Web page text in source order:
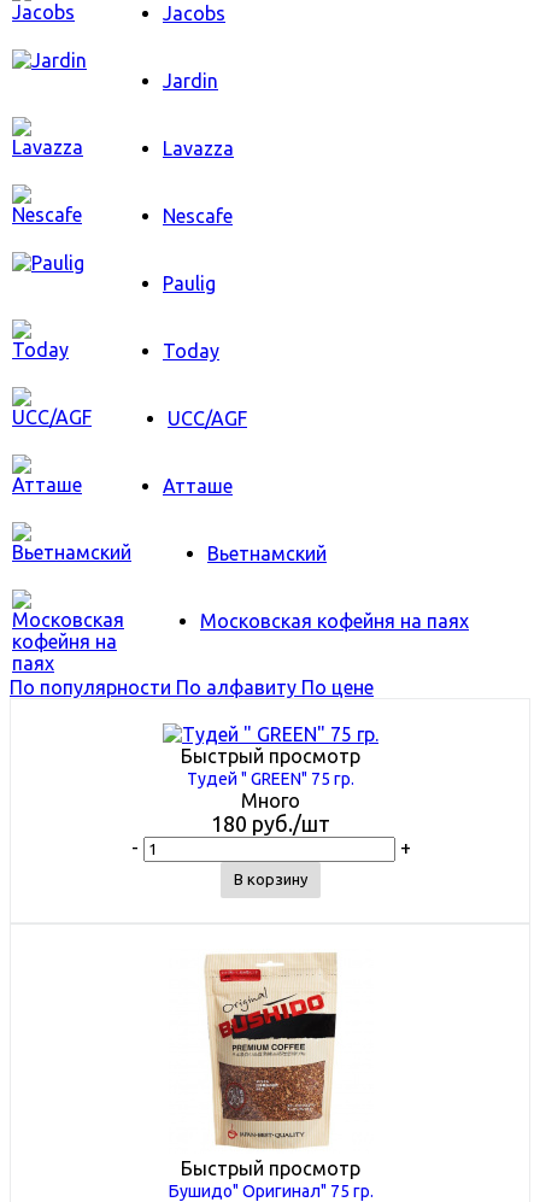
Jacobs
Jardin
Lavazza
Nescafe
Paulig
Today
UCC/AGF
Атташе
Вьетнамский
Московская кофейня на паях
По популярности По алфавиту По цене
Быстрый просмотр
Тудей " GREEN" 75 гр.
Много
180 руб./шт
- +
В корзину
Быстрый просмотр
Бушидо" Оригинал" 75 гр.